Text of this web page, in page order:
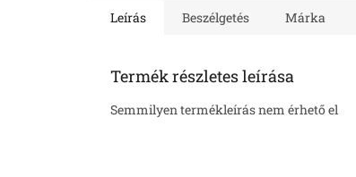
Leírás Beszélgetés Márka
Termék részletes leírása
Semmilyen termékleírás nem érhető el